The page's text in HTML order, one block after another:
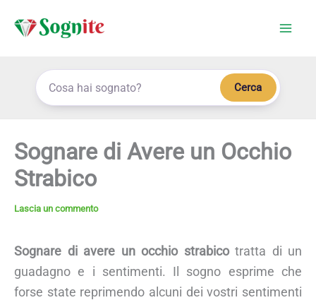
Cerca
Sognare di Avere un Occhio
Strabico
Lascia un commento
Sognare di avere un occhio strabicotratta di un
guadagno e i sentimenti. Il sogno esprime che
forse state reprimendo alcuni dei vostri sentimenti